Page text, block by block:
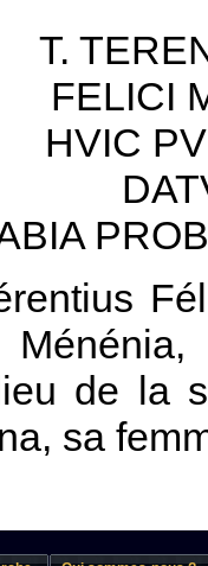
T.
FELICI
HVIC
de la
sa